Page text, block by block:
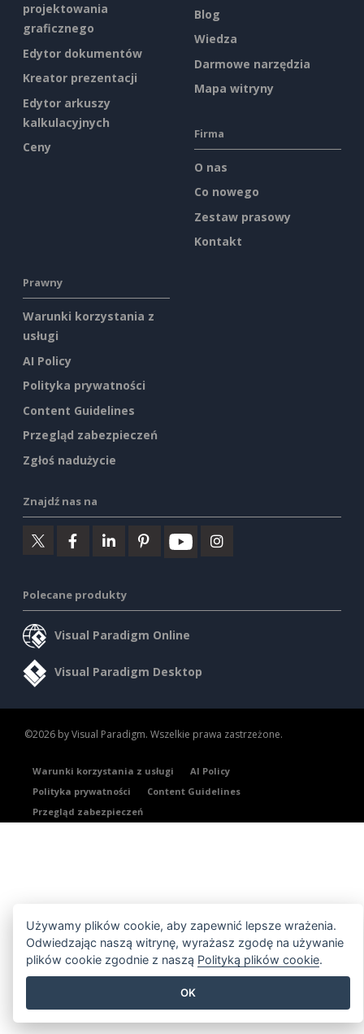
projektowania
graficznego
Edytor dokumentów
Kreator prezentacji
Edytor arkuszy
kalkulacyjnych
Ceny
Blog
Wiedza
Darmowe narzędzia
Mapa witryny
Firma
O nas
Co nowego
Zestaw prasowy
Kontakt
Prawny
Warunki korzystania z
usługi
AI Policy
Polityka prywatności
Content Guidelines
Przegląd zabezpieczeń
Zgłoś nadużycie
Znajdź nas na
Polecane produkty
Visual Paradigm Online
Visual Paradigm Desktop
©2026 by Visual Paradigm. Wszelkie prawa zastrzeżone.
Warunki korzystania z usługi
AI Policy
Polityka prywatności
Content Guidelines
Przegląd zabezpieczeń
Używamy plików cookie, aby zapewnić lepsze wrażenia.
Odwiedzając naszą witrynę, wyrażasz zgodę na używanie
plików cookie zgodnie z naszą Polityką plików cookie.
OK